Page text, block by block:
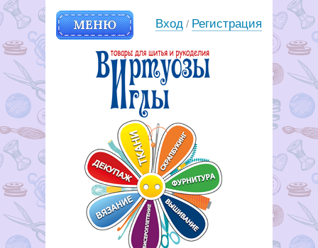
МЕНЮ Вход / Регистрация